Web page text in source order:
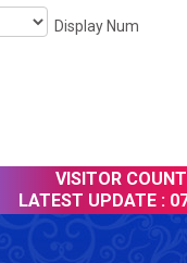
Display Num
VISITOR
LATEST UPDATE : 07